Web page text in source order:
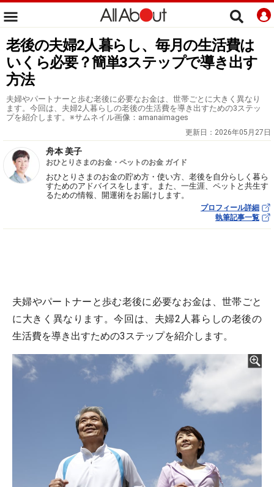
老後の夫婦2人暮らし、毎月の生活費は
いくら必要？簡単3ステップで導き出す
方法
夫婦やパートナーと歩む老後に必要なお金は、世帯ごとに大きく異なり
ます。今回は、夫婦2人暮らしの老後の生活費を導き出すための3ステッ
プを紹介します。※サムネイル画像：amanaimages
更新日： 2026年05月27日
舟本 美子
おひとりさまのお金・ペットのお金 ガイド
おひとりさまのお金の貯め方・使い方、老後を自分らしく暮ら
すためのアドバイスをします。また、一生涯、ペットと共生す
るための情報、開運術をお届けします。
プロフィール詳細
執筆記事一覧
夫婦やパートナーと歩む老後に必要なお金は、世帯ごと
に大きく異なります。今回は、夫婦2人暮らしの老後の
生活費を導き出すための3ステップを紹介します。